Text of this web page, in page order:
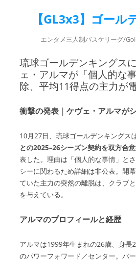
【GL3x3】ゴール
エンタメ三人制バスケリーグ/
琉球ゴールデンキングス
ェ・アルマが「個人的な
除、平均11得点の主力が
衝撃の発表｜ケヴェ・アルマが
10月27日、琉球ゴールデンキングス
との2025–26シーズン契約を双方合
表した。理由は「個人的な事情」と
シーに関わるため詳細は非公表。開
ていた主力の突然の離脱は、クラブ
を与えている。
アルマのプロフィールと経歴
アルマは1999年生まれの26歳、身長
のパワーフォワード／センター。バ